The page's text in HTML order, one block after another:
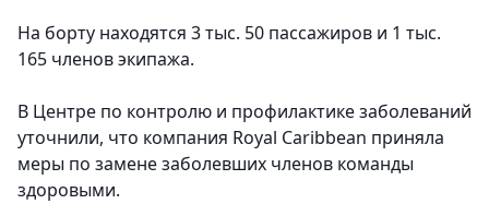
На борту находятся 3 тыс. 50 пассажиров и 1 тыс.
165 членов экипажа.
В Центре по контролю и профилактике заболеваний
уточнили, что компания Royal Caribbean приняла
меры по замене заболевших членов команды
здоровыми.